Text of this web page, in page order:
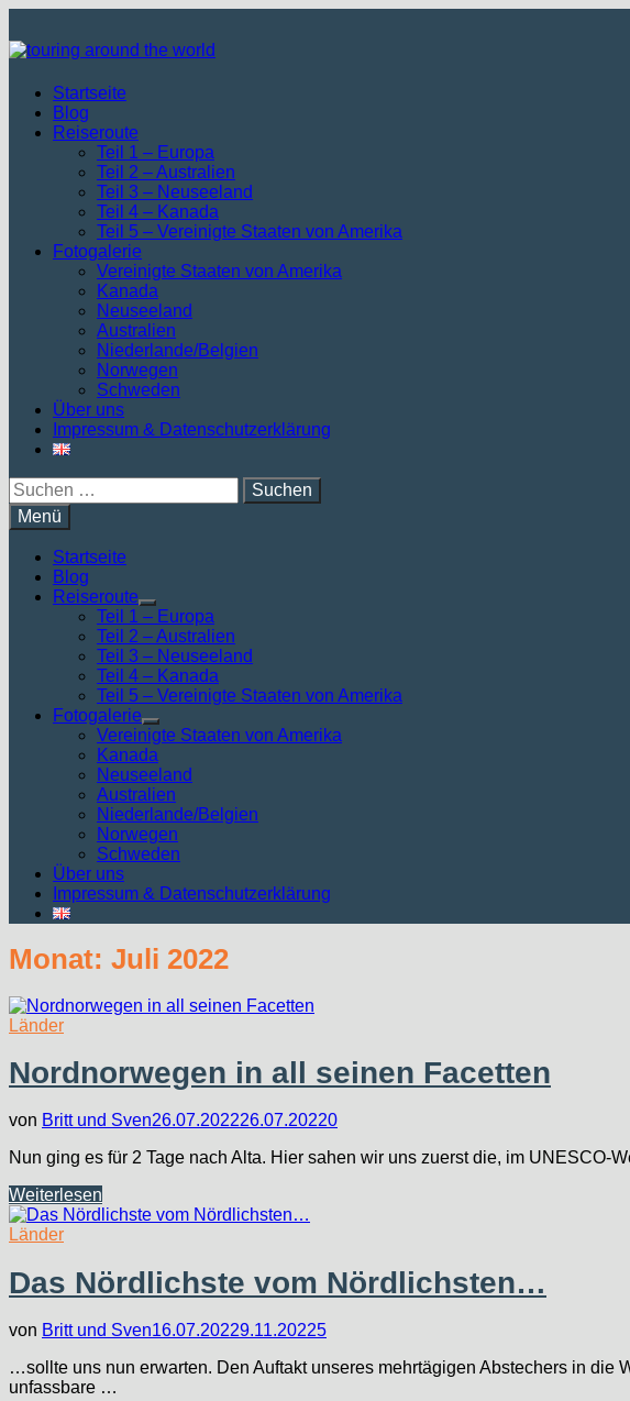
Inhalt
springen
Startseite
Blog
Reiseroute
Teil 1 – Europa
Teil 2 – Australien
Teil 3 – Neuseeland
Teil 4 – Kanada
Teil 5 – Vereinigte Staaten von Amerika
Fotogalerie
Vereinigte Staaten von Amerika
Kanada
Neuseeland
Australien
Niederlande/Belgien
Norwegen
Schweden
Über uns
Impressum & Datenschutzerklärung
Suchen
nach:
Menü
Startseite
Blog
Reiseroute
Untermenü
anzeigen
Teil 1 – Europa
Teil 2 – Australien
Teil 3 – Neuseeland
Teil 4 – Kanada
Teil 5 – Vereinigte Staaten von Amerika
Fotogalerie
Untermenü
anzeigen
Vereinigte Staaten von Amerika
Kanada
Neuseeland
Australien
Niederlande/Belgien
Norwegen
Schweden
Über uns
Impressum & Datenschutzerklärung
Monat: Juli 2022
Länder
Nordnorwegen in all seinen Facetten
von Britt und Sven26.07.202226.07.20220
Nun ging es für 2 Tage nach Alta. Hier sahen wir uns zuerst die, im
Nordnorwegen
in
all
Facetten
Weiterlesen
Länder
Das Nördlichste vom Nördlichsten…
von Britt und Sven16.07.20229.11.20225
…sollte uns nun erwarten. Den Auftakt unseres mehrtägigen Abstechers in
unfassbare …